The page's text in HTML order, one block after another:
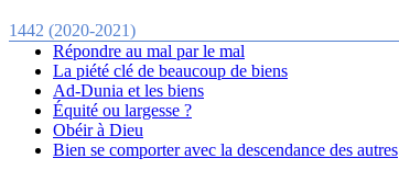
1442 (2020-2021)
Répondre au mal par le mal
La piété clé de beaucoup de biens
Ad-Dunia et les biens
Équité ou largesse ?
Obéir à Dieu
Bien se comporter avec la descendance des autres